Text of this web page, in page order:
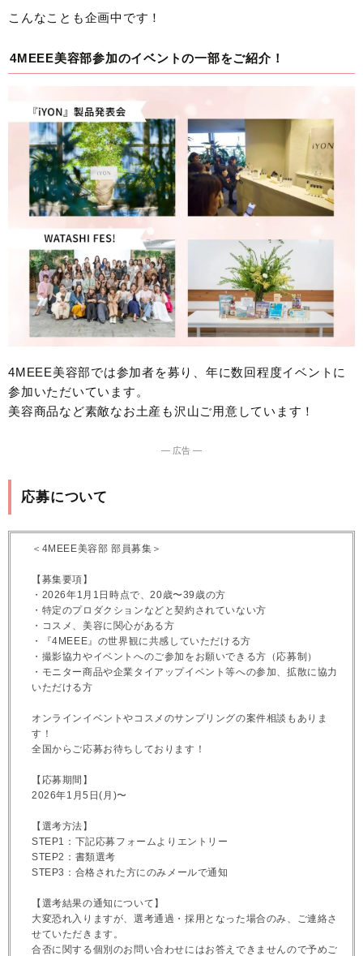
こんなことも企画中です！
4MEEE美容部参加のイベントの一部をご紹介！
4MEEE美容部では参加者を募り、年に数回程度イベントに
参加いただいています。
美容商品など素敵なお土産も沢山ご用意しています！
― 広告 ―
応募について
＜4MEEE美容部 部員募集＞
【募集要項】
・2026年1月1日時点で、20歳〜39歳の方
・特定のプロダクションなどと契約されていない方
・コスメ、美容に関心がある方
・『4MEEE』の世界観に共感していただける方
・撮影協力やイベントへのご参加をお願いできる方（応募制）
・モニター商品や企業タイアップイベント等への参加、拡散に協力
いただける方
オンラインイベントやコスメのサンプリングの案件相談もありま
す！
全国からご応募お待ちしております！
【応募期間】
2026年1月5日(月)〜
【選考方法】
STEP1：下記応募フォームよりエントリー
STEP2：書類選考
STEP3：合格された方にのみメールで通知
【選考結果の通知について】
大変恐れ入りますが、選考通過・採用となった場合のみ、ご連絡さ
せていただきます。
合否に関する個別のお問い合わせにはお答えできませんので予めご